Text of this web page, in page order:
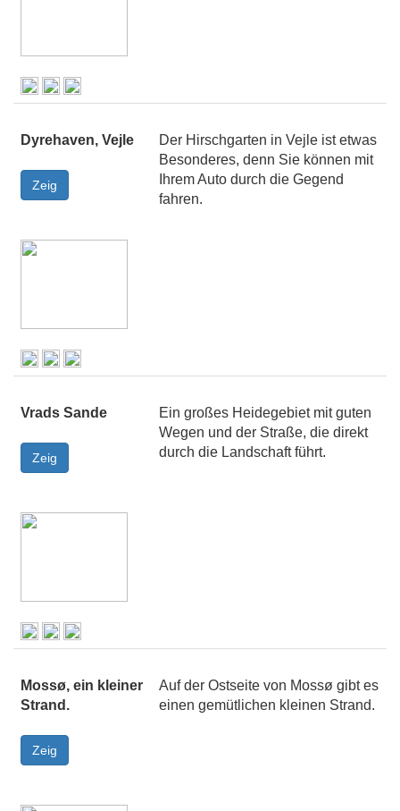
Dyrehaven, Vejle
Der Hirschgarten in Vejle ist etwas
Besonderes, denn Sie können mit
Ihrem Auto durch die Gegend
fahren.
Vrads Sande
Ein großes Heidegebiet mit guten
Wegen und der Straße, die direkt
durch die Landschaft führt.
Mossø, ein kleiner
Strand.
Auf der Ostseite von Mossø gibt es
einen gemütlichen kleinen Strand.